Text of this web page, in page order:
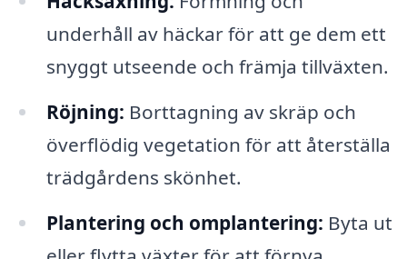
underhåll av häckar för att ge dem ett
snyggt utseende och främja tillväxten.
Röjning: Borttagning av skräp och
överflödig vegetation för att återställa
trädgårdens skönhet.
Plantering och omplantering: Byta ut